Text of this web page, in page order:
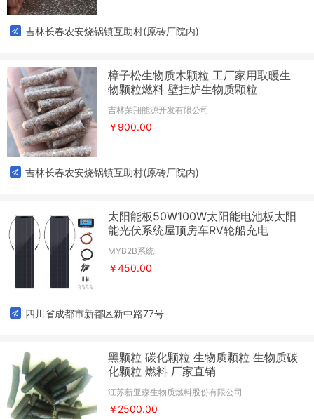
吉林长春农安烧锅镇互助村(原砖厂院内)
樟子松生物质木颗粒 工厂家用取暖生
物颗粒燃料 壁挂炉生物质颗粒
吉林荣翔能源开发有限公司
￥900.00
吉林长春农安烧锅镇互助村(原砖厂院内)
太阳能板50W100W太阳能电池板太阳
能光伏系统屋顶房车RV轮船充电
MYB2B系统
￥450.00
四川省成都市新都区新中路77号
黑颗粒 碳化颗粒 生物质颗粒 生物质碳
化颗粒 燃料 厂家直销
江苏新亚森生物质燃料股份有限公司
￥2500.00